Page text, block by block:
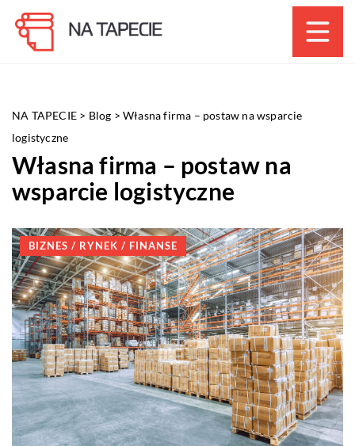
NA TAPECIE > Blog >Własna firma – postaw na wsparcie
logistyczne
Własna firma – postaw na
wsparcie logistyczne
BIZNES / RYNEK / FINANSE